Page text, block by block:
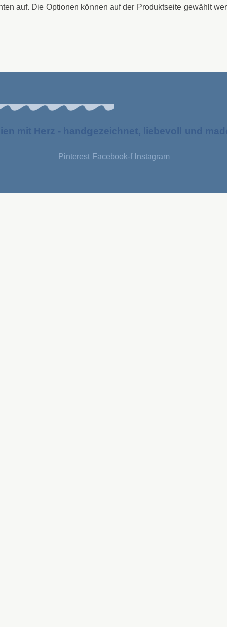
auf. Die Optionen können auf der Produktseite gewählt
mit Herz - handgezeichnet, liebevoll und
Pinterest Facebook-f Instagram